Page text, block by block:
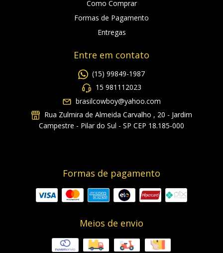
Como Comprar
Formas de Pagamento
Entregas
Entre em contato
(15) 99849-1987
15 981112023
brasilcowboy@yahoo.com
Rua Zulmira de Almeida Carvalho , 20 - Jardim
Campestre - Pilar do Sul - SP CEP 18.185-000
Formas de pagamento
Meios de envio